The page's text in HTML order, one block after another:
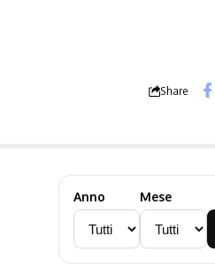
Share
Anno Mese